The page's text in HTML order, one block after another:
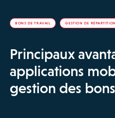
BONS DE TRAVAIL GESTION DE RÉPARTITION
Principaux
applications
gestion des